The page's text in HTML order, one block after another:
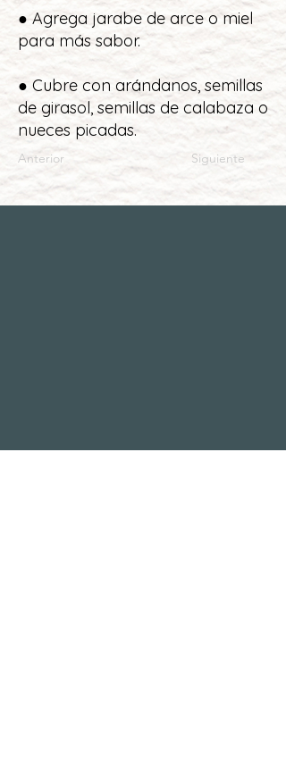
● Agrega jarabe de arce o miel
para más sabor.
● Cubre con arándanos, semillas
de girasol, semillas de calabaza o
nueces picadas.
Anterior Siguiente